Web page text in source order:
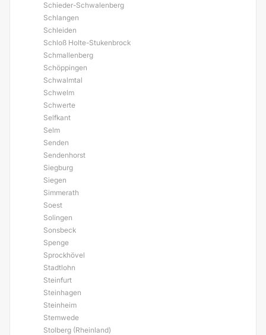
Schieder-Schwalenberg
Schlangen
Schleiden
Schloß Holte-Stukenbrock
Schmallenberg
Schöppingen
Schwalmtal
Schwelm
Schwerte
Selfkant
Selm
Senden
Sendenhorst
Siegburg
Siegen
Simmerath
Soest
Solingen
Sonsbeck
Spenge
Sprockhövel
Stadtlohn
Steinfurt
Steinhagen
Steinheim
Stemwede
Stolberg (Rheinland)